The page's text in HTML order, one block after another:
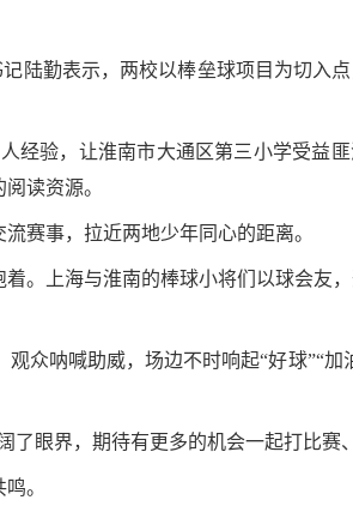
陆勤表示，两校以棒垒球项目为切入
经验，让淮南市大通区第三小学受益
读资源。
赛事，拉近两地少年同心的距离。
。上海与淮南的棒球小将们以球会友
观众呐喊助威，场边不时响起“好球”“
了眼界，期待有更多的机会一起打比赛
。